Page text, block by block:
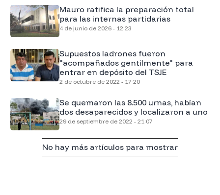
Mauro ratifica la preparación total
para las internas partidarias
4 de junio de 2026 - 12:23
Supuestos ladrones fueron
"acompañados gentilmente" para
entrar en depósito del TSJE
2 de octubre de 2022 - 17:20
Se quemaron las 8.500 urnas, habían
dos desaparecidos y localizaron a uno
29 de septiembre de 2022 - 21:07
No hay más artículos para mostrar